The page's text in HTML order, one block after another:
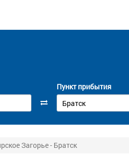
Пункт прибытия
Загорье - Братск